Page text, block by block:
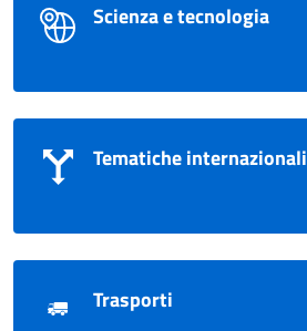
Scienza e tecnologia
Tematiche internazionali
Trasporti